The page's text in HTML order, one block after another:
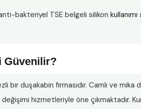
bakteriyel TSE belgeli silikon
Güvenilir?
bir duşakabin firmasıdır. Camlı ve
hizmetleriyle öne çıkmaktadır.